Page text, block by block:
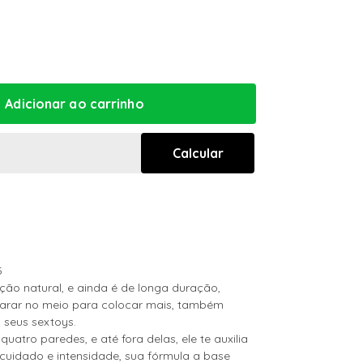
natural, e ainda é de longa duração,
no meio para colocar mais, também
sextoys.
paredes, e até fora delas, ele te auxilia
e intensidade, sua fórmula a base